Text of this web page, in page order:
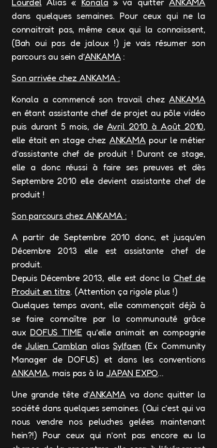
dans quelques semaines. Pour ceux qui ne la
connaitrait pas, même ceux qui la connaissent,
(Bah oui pas de jaloux !) je vais résumer son
parcours au sein d’ANKAMA:
Son arrivée chez ANKAMA :
Konala a commencé son travail chezANKAMA
en étant assistante chef de projet au pôle vidéo
puis durant 5 mois, deAvril 2010 à Août 2010,
elle était en stage chez ANKAMApour le métier
d’assistante chef de produit ! Durant ce stage,
elle a donc réussi à faire ses preuves et dès
Septembre 2010 elle devient assistante chef de
produit !
Son parcours chez ANKAMA :
A partir de Septembre 2010 donc, et jusqu’en
Décembre 2013 elle est assistante chef de
produit.
Depuis Décembre 2013, elle est donc la Chef de
Produit en titre. (Attention ça rigole plus !)
Quelques temps avant, elle commençait déjà à
se faire connaître par la communauté grâce
aux DOFUS TIME qu’elle animait en compagnie
de Julien Camblan aliasSylfaen (Ex Community
Manager de DOFUS) et dans les conventions
ANKAMA, mais pas à la JAPAN EXPO…
Une grande tête d’ANKAMAva donc quitter la
société dans quelques semaines. (Qui c’est qui va
nous vendre nos peluches gelées maintenant
hein?!) Pour ceux qui n’ont pas encore eu la